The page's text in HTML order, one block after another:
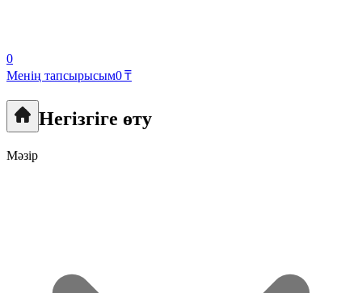
0
Менің тапсырысым0 ₸
Негізгіге өту
Мәзір